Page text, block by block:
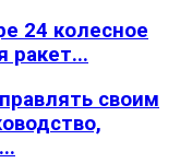
24 колесное
ракет...
своим